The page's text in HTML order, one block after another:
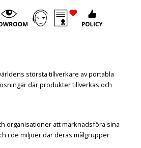
största tillverkare av portabla
där produkter tillverkas och
organisationer att marknadsföra sina
i de miljöer där deras målgrupper